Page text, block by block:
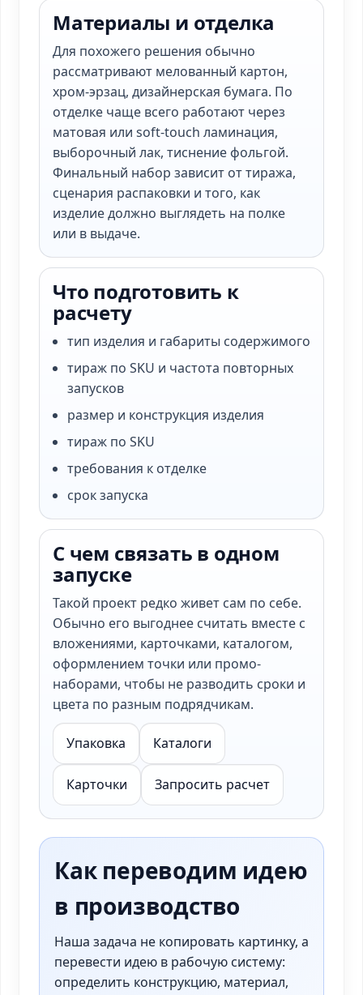
Материалы и отделка
Для похожего решения обычно
рассматривают мелованный картон,
хром-эрзац, дизайнерская бумага. По
отделке чаще всего работают через
матовая или soft-touch ламинация,
выборочный лак, тиснение фольгой.
Финальный набор зависит от тиража,
сценария распаковки и того, как
изделие должно выглядеть на полке
или в выдаче.
Что подготовить к
расчету
тип изделия и габариты содержимого
тираж по SKU и частота повторных
запусков
размер и конструкция изделия
тираж по SKU
требования к отделке
срок запуска
С чем связать в одном
запуске
Такой проект редко живет сам по себе.
Обычно его выгоднее считать вместе с
вложениями, карточками, каталогом,
оформлением точки или промо-
наборами, чтобы не разводить сроки и
цвета по разным подрядчикам.
Упаковка Каталоги
Карточки Запросить расчет
Как переводим идею
в производство
Наша задача не копировать картинку, а
перевести идею в рабочую систему:
определить конструкцию, материал,